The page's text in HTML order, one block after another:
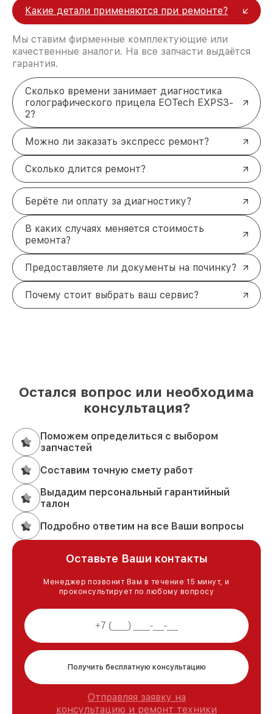
Какие детали применяются при ремонте?
Мы ставим фирменные комплектующие или
качественные аналоги. На все запчасти выдаётся
гарантия.
Сколько времени занимает диагностика
голографического прицела EOTech EXPS3-
2?
Можно ли заказать экспресс ремонт?
Сколько длится ремонт?
Берёте ли оплату за диагностику?
В каких случаях меняется стоимость
ремонта?
Предоставляете ли документы на починку?
Почему стоит выбрать ваш сервис?
Остался вопрос или необходима
консультация?
Поможем определиться с выбором
запчастей
Составим точную смету работ
Выдадим персональный гарантийный
талон
Подробно ответим на все Ваши вопросы
Оставьте Ваши контакты
Менеджер позвонит Вам в течение 15 минут, и
проконсультирует по любому вопросу
Получить бесплатную консультацию
Отправляя заявку на
консультацию и ремонт техники